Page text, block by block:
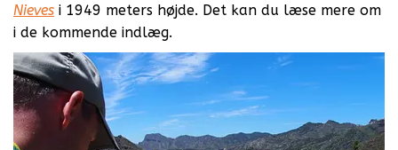
Nieves i 1949 meters højde. Det kan du læse mere om
i de kommende indlæg.